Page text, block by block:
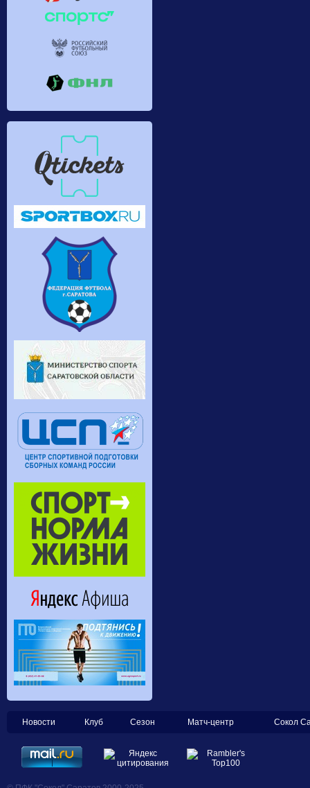
Новости Клуб Сезон Матч-центр Сокол